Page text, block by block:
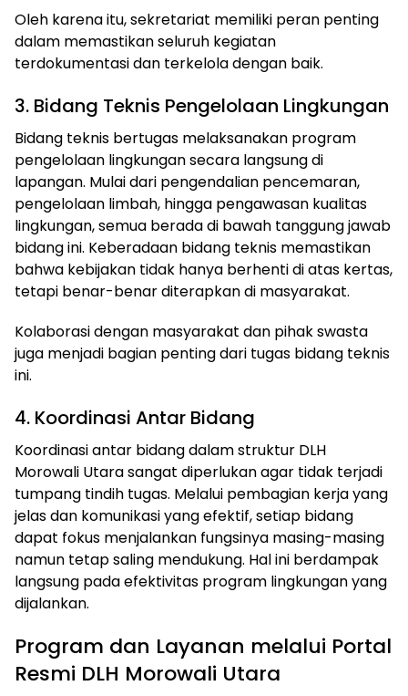
Oleh karena itu, sekretariat memiliki peran penting
dalam memastikan seluruh kegiatan
terdokumentasi dan terkelola dengan baik.
3. Bidang Teknis Pengelolaan Lingkungan
Bidang teknis bertugas melaksanakan program
pengelolaan lingkungan secara langsung di
lapangan. Mulai dari pengendalian pencemaran,
pengelolaan limbah, hingga pengawasan kualitas
lingkungan, semua berada di bawah tanggung jawab
bidang ini. Keberadaan bidang teknis memastikan
bahwa kebijakan tidak hanya berhenti di atas kertas,
tetapi benar-benar diterapkan di masyarakat.
Kolaborasi dengan masyarakat dan pihak swasta
juga menjadi bagian penting dari tugas bidang teknis
ini.
4. Koordinasi Antar Bidang
Koordinasi antar bidang dalam struktur DLH
Morowali Utara sangat diperlukan agar tidak terjadi
tumpang tindih tugas. Melalui pembagian kerja yang
jelas dan komunikasi yang efektif, setiap bidang
dapat fokus menjalankan fungsinya masing-masing
namun tetap saling mendukung. Hal ini berdampak
langsung pada efektivitas program lingkungan yang
dijalankan.
Program dan Layanan melalui Portal
Resmi DLH Morowali Utara